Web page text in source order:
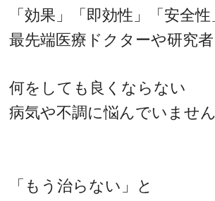
「効果」「即効性」「安全性
最先端医療ドクターや研究者
何をしても良くならない
病気や不調に悩んでいませ
「もう治らない」と